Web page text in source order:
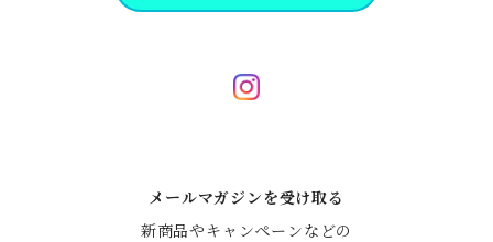
レッド,イエロー,オレンジ系
メールマガジンを受け取る
新商品やキャンペーンなどの